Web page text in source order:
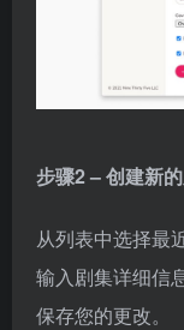
步骤2 – 创建新
从列表中选择最
输入剧集详细信
保存您的更改。